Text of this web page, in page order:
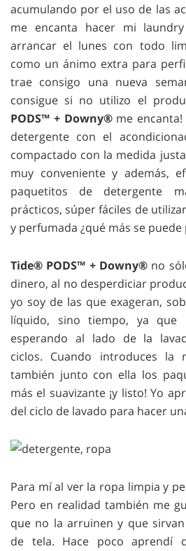
acumulando por el uso de las
me encanta hacer mi
arrancar el lunes con todo
como un ánimo extra para
trae consigo una nueva
consigue si no utilizo el
PODS™ + Downy®me encanta!
detergente con el
compactado con la medida
muy conveniente y además,
paquetitos de detergente
prácticos, súper fáciles de
y perfumada ¿qué más se puede
Tide® PODS™ + Downy® no
dinero, al no desperdiciar
yo soy de las que exageran,
líquido, sino tiempo, ya que
esperando al lado de la
ciclos. Cuando introduces la
también junto con ella los
más el suavizante ¡y listo! Yo
del ciclo de lavado para hacer
Para mí al ver la ropa limpia y
Pero en realidad también me
que no la arruinen y que
de tela. Hace poco aprendí